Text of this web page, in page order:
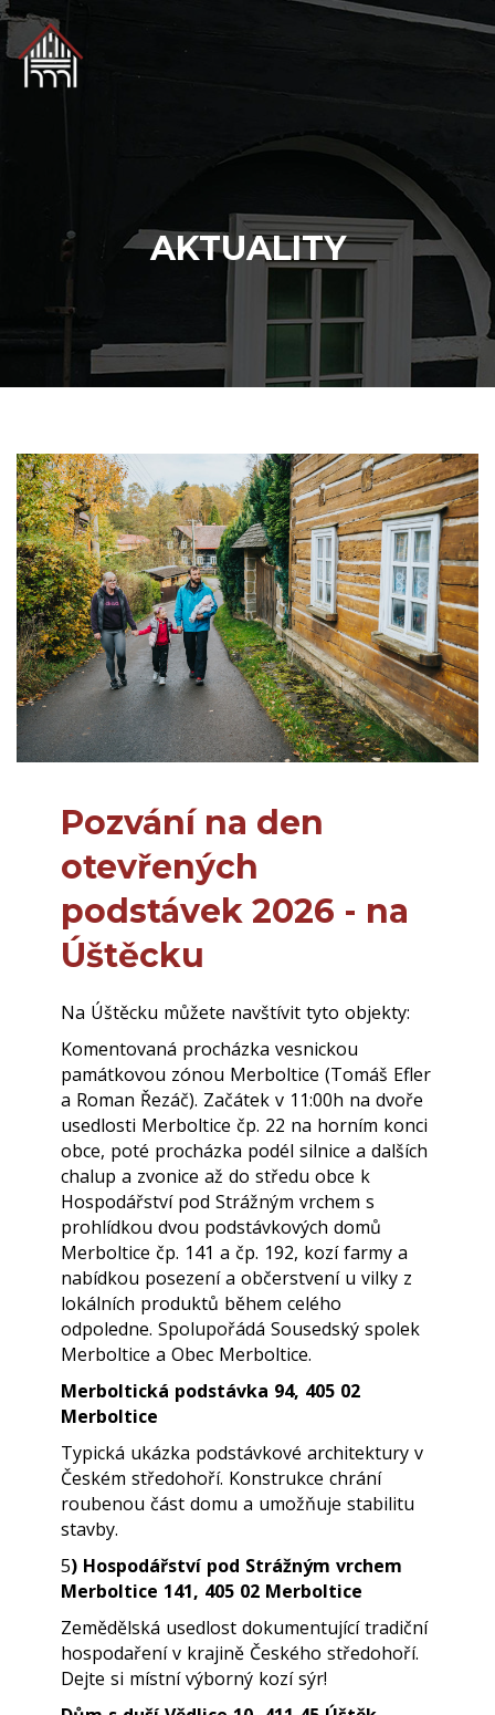
AKTUALITY
Pozvání na den
otevřených
podstávek 2026 - na
Úštěcku
Na Úštěcku můžete navštívit tyto objekty:
Komentovaná procházka vesnickou
památkovou zónou Merboltice (Tomáš Efler
a Roman Řezáč). Začátek v 11:00h na dvoře
usedlosti Merboltice čp. 22 na horním konci
obce, poté procházka podél silnice a dalších
chalup a zvonice až do středu obce k
Hospodářství pod Strážným vrchem s
prohlídkou dvou podstávkových domů
Merboltice čp. 141 a čp. 192, kozí farmy a
nabídkou posezení a občerstvení u vilky z
lokálních produktů během celého
odpoledne. Spolupořádá Sousedský spolek
Merboltice a Obec Merboltice.
Merboltická podstávka 94, 405 02
Merboltice
Typická ukázka podstávkové architektury v
Českém středohoří. Konstrukce chrání
roubenou část domu a umožňuje stabilitu
stavby.
5) Hospodářství pod Strážným vrchem
Merboltice 141, 405 02 Merboltice
Zemědělská usedlost dokumentující tradiční
hospodaření v krajině Českého středohoří.
Dejte si místní výborný kozí sýr!